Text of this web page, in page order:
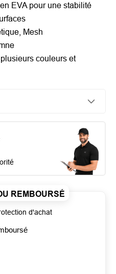
EVA pour une stabilité
Mesh
couleurs et
REMBOURSÉ
d'achat